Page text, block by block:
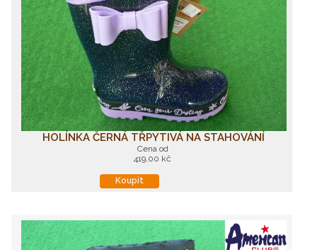
HOLÍNKA ČERNÁ TŘPYTIVÁ NA STAHOVÁNÍ
Cena od
419,00 kč
Koupit